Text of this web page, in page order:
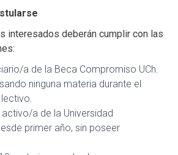
interesados deberán cumplir con las
a de la Beca Compromiso UCh.
ninguna materia durante el
a de la Universidad
primer año, sin poseer